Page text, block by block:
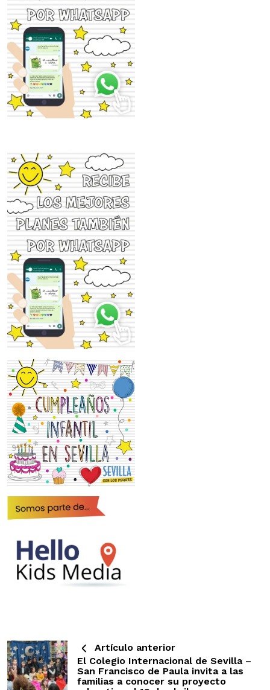
Artículo anterior
El Colegio Internacional de Sevilla –
San Francisco de Paula invita a las
familias a conocer su proyecto